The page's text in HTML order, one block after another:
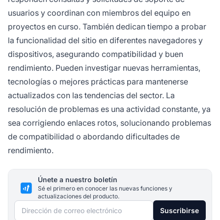
usuarios y coordinan con miembros del equipo en
proyectos en curso. También dedican tiempo a probar
la funcionalidad del sitio en diferentes navegadores y
dispositivos, asegurando compatibilidad y buen
rendimiento. Pueden investigar nuevas herramientas,
tecnologías o mejores prácticas para mantenerse
actualizados con las tendencias del sector. La
resolución de problemas es una actividad constante, ya
sea corrigiendo enlaces rotos, solucionando problemas
de compatibilidad o abordando dificultades de
rendimiento.
Únete a nuestro boletín
Sé el primero en conocer las nuevas funciones y
actualizaciones del producto.
Dirección de correo electrónico Suscribirse